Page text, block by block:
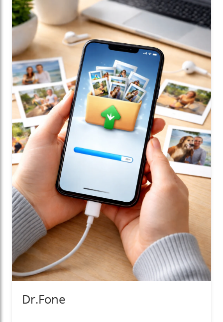
Dr.Fone